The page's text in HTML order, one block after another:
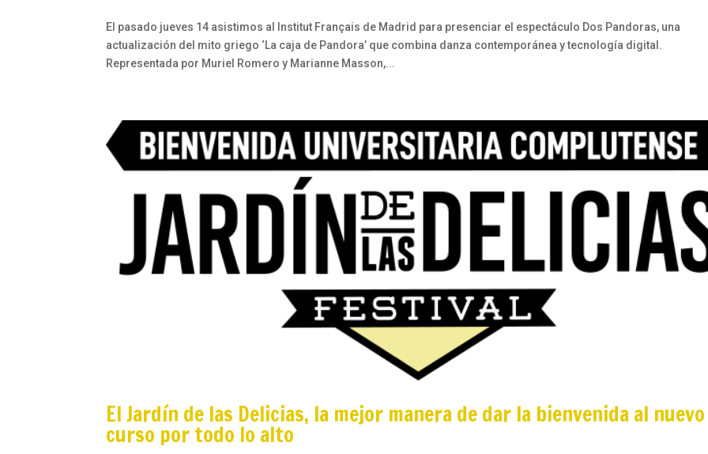
El pasado jueves 14 asistimos al Institut Français de Madrid para presenciar el espectáculo Dos Pandoras, una
actualización del mito griego ‘La caja de Pandora’ que combina danza contemporánea y tecnología digital.
Representada por Muriel Romero y Marianne Masson,...
El Jardín de las Delicias, la mejor manera de dar la bienvenida al nuevo
curso por todo lo alto